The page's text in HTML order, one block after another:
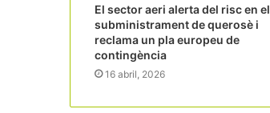
El sector aeri alerta del risc en el
subministrament de querosè i
reclama un pla europeu de
contingència
16 abril, 2026